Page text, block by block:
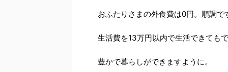
おふたりさまの外食費は0円。順調で
生活費を13万円以内で生活できても
豊かで暮らしができますように。